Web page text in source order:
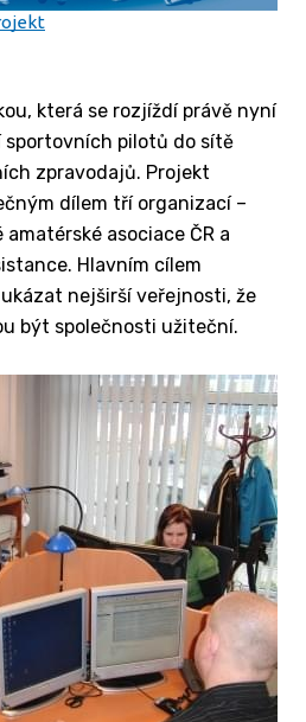
která se rozjíždí právě nyní
sportovních pilotů do sítě
zpravodajů. Projekt
dílem tří organizací –
asociace ČR a
Hlavním cílem
nejširší veřejnosti, že
být společnosti užiteční.